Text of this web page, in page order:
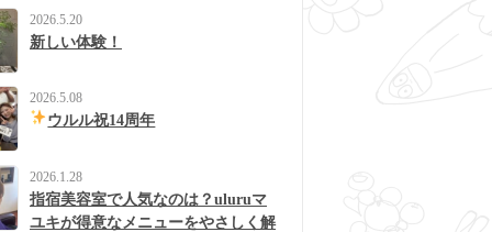
2026.5.20
新しい体験！
2026.5.08
ウルル祝14周年
2026.1.28
指宿美容室で人気なのは？uluruマ
ユキが得意なメニューをやさしく解